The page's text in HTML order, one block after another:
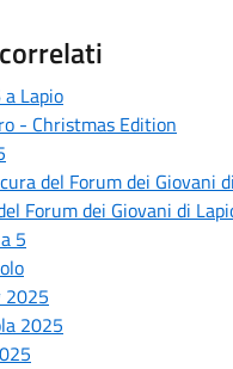
Lapio
- Christmas Edition
del Forum dei Giovani
Forum dei Giovani di
5
2025
2025